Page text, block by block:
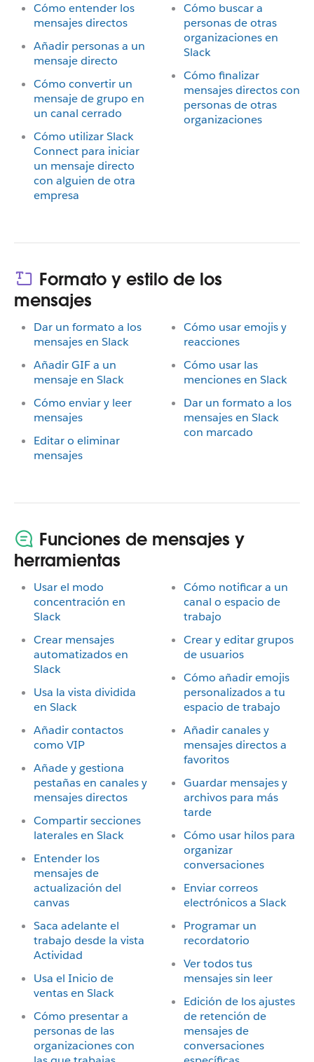
Cómo entender los
mensajes directos
Añadir personas a un
mensaje directo
Cómo convertir un
mensaje de grupo en
un canal cerrado
Cómo utilizar Slack
Connect para iniciar
un mensaje directo
con alguien de otra
empresa
Cómo buscar a
personas de otras
organizaciones en
Slack
Cómo finalizar
mensajes directos con
personas de otras
organizaciones
Formato y estilo de los
mensajes
Dar un formato a los
mensajes en Slack
Añadir GIF a un
mensaje en Slack
Cómo enviar y leer
mensajes
Editar o eliminar
mensajes
Cómo usar emojis y
reacciones
Cómo usar las
menciones en Slack
Dar un formato a los
mensajes en Slack
con marcado
Funciones de mensajes y
herramientas
Usar el modo
concentración en
Slack
Crear mensajes
automatizados en
Slack
Usa la vista dividida
en Slack
Añadir contactos
como VIP
Añade y gestiona
pestañas en canales y
mensajes directos
Compartir secciones
laterales en Slack
Entender los
mensajes de
actualización del
canvas
Saca adelante el
trabajo desde la vista
Actividad
Usa el Inicio de
ventas en Slack
Cómo presentar a
personas de las
organizaciones con
Cómo notificar a un
canal o espacio de
trabajo
Crear y editar grupos
de usuarios
Cómo añadir emojis
personalizados a tu
espacio de trabajo
Añadir canales y
mensajes directos a
favoritos
Guardar mensajes y
archivos para más
tarde
Cómo usar hilos para
organizar
conversaciones
Enviar correos
electrónicos a Slack
Programar un
recordatorio
Ver todos tus
mensajes sin leer
Edición de los ajustes
de retención de
mensajes de
conversaciones